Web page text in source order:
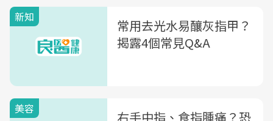
新知
常用去光水易釀灰指甲？
揭露4個常見Q&A
美容 右手中指、食指腫痛？恐